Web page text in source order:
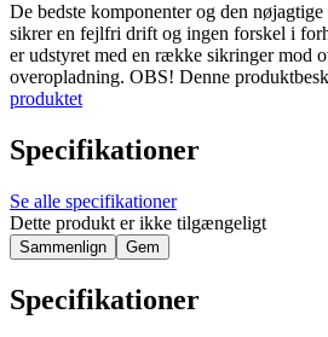
De bedste komponenter og den
sikrer en fejlfri drift og ingen forskel i
er udstyret med en række sikringer mod
overopladning. OBS! Denne
produktet
Specifikationer
Se alle specifikationer
Dette produkt er ikke tilgængeligt
Sammenlign Gem
Specifikationer